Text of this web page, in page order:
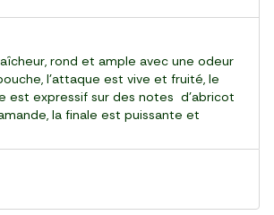
rond et ample avec une odeur
l'attaque est vive et fruité, le
est expressif sur des notes d'abricot
la finale est puissante et